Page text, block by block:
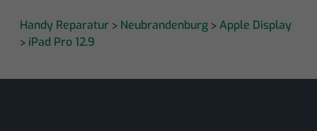
Handy Reparatur > Neubrandenburg > Apple Display
> iPad Pro 12.9